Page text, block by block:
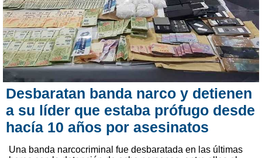
Desbaratan banda narco y detienen
a su líder que estaba prófugo desde
hacía 10 años por asesinatos
Una banda narcocriminal fue desbaratada en las últimas